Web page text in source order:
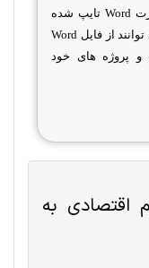
Word تایپ شده
از فایل Word
و پروژه های خود
اقتصادی به